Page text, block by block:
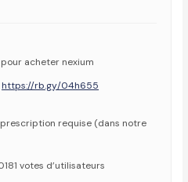
acheter nexium
https://rb.gy/04h655
requise (dans notre
votes d’utilisateurs